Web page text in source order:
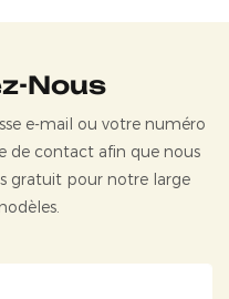
Nous
e-mail ou votre numéro
de contact afin que nous
gratuit pour notre large